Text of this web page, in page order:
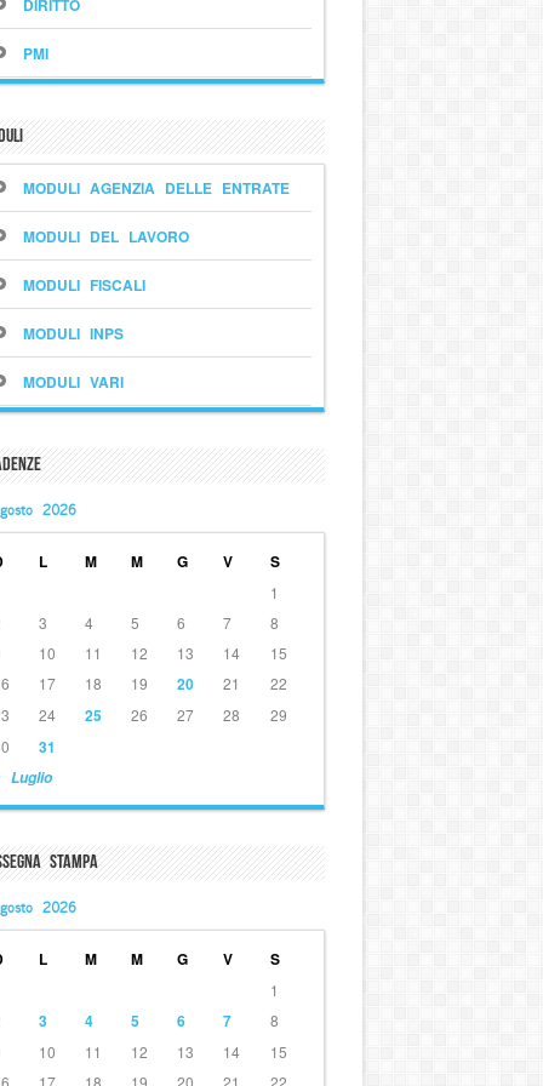
DIRITTO
PMI
MODULI AGENZIA DELLE ENTRATE
MODULI DEL LAVORO
MODULI FISCALI
MODULI INPS
MODULI VARI
2026
L M M G V S
Luglio
1
3 4 5 6 7
8
10 11 12 13 14
15
17 18 19 20 21
22
24 25 26 27 28
29
31
Stampa
2026
L M M G V S
1
3 4 5 6 7
8
10 11 12 13 14
15
17 18 19 20 21 22